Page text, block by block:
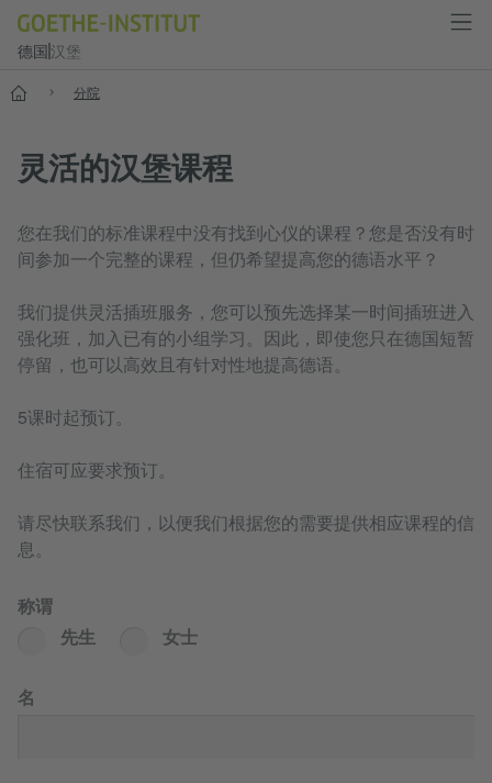
德国 汉堡
-- 分院
灵活的汉堡课程
您在我们的标准课程中没有找到心仪的课程？您是否没有时
间参加一个完整的课程，但仍希望提高您的德语水平？
我们提供灵活插班服务，您可以预先选择某一时间插班进入
强化班，加入已有的小组学习。因此，即使您只在德国短暂
停留，也可以高效且有针对性地提高德语。
5课时起预订。
住宿可应要求预订。
请尽快联系我们，以便我们根据您的需要提供相应课程的信
息。
称谓
先生
女士
名